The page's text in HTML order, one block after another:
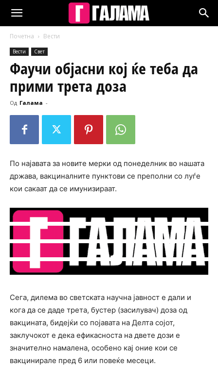
Почетна Вести
Вести Свет
Фаучи објасни кој ќе теба да
прими трета доза
Од Галама -
По најавата за новите мерки од понеделник во нашата
држава, вакциналните пунктови се преполни со луѓе
кои сакаат да се имунизираат.
Сега, дилема во светската научна јавност е дали и
кога да се даде трета, бустер (засилувач) доза од
вакцината, бидејќи со појавата на Делта сојот,
заклучокот е дека ефикасноста на двете дози е
значително намалена, особено кај оние кои се
вакцинирале пред 6 или повеќе месеци.